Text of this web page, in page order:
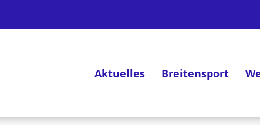
Aktuelles Breitensport